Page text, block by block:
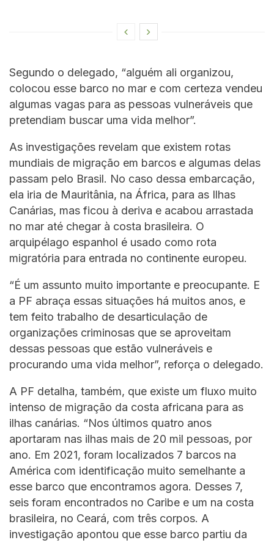
Segundo o delegado, “alguém ali organizou,
colocou esse barco no mar e com certeza vendeu
algumas vagas para as pessoas vulneráveis que
pretendiam buscar uma vida melhor”.
As investigações revelam que existem rotas
mundiais de migração em barcos e algumas delas
passam pelo Brasil. No caso dessa embarcação,
ela iria de Mauritânia, na África, para as Ilhas
Canárias, mas ficou à deriva e acabou arrastada
no mar até chegar à costa brasileira. O
arquipélago espanhol é usado como rota
migratória para entrada no continente europeu.
“É um assunto muito importante e preocupante. E
a PF abraça essas situações há muitos anos, e
tem feito trabalho de desarticulação de
organizações criminosas que se aproveitam
dessas pessoas que estão vulneráveis e
procurando uma vida melhor”, reforça o delegado.
A PF detalha, também, que existe um fluxo muito
intenso de migração da costa africana para as
ilhas canárias. “Nos últimos quatro anos
aportaram nas ilhas mais de 20 mil pessoas, por
ano. Em 2021, foram localizados 7 barcos na
América com identificação muito semelhante a
esse barco que encontramos agora. Desses 7,
seis foram encontrados no Caribe e um na costa
brasileira, no Ceará, com três corpos. A
investigação apontou que esse barco partiu da